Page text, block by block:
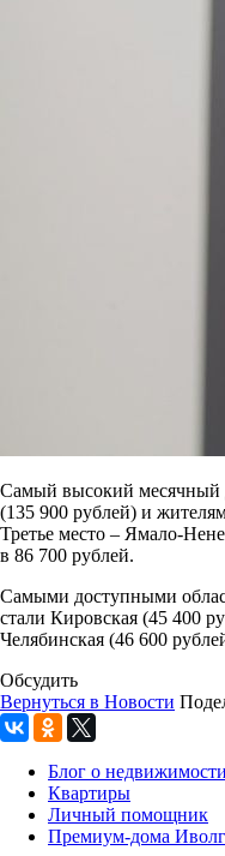
Самый высокий месячный
(135 900 рублей) и
Третье место – Ямало-
в 86 700 рублей.
Самыми доступными
стали Кировская (45 400
Челябинская (46 600
Обсудить
Вернуться в Новости
Блог о недвижимости
Квартиры
Личный помощник
Премиум-дома